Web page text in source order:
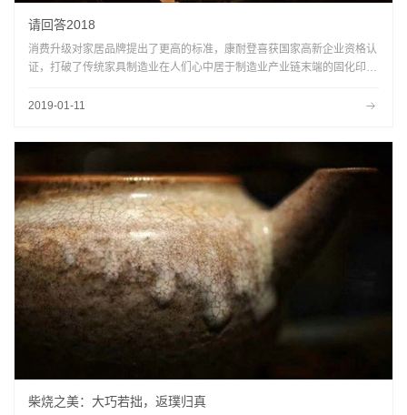
请回答2018
消费升级对家居品牌提出了更高的标准，康耐登喜获国家高新企业资格认
证，打破了传统家具制造业在人们心中居于制造业产业链末端的固化印
2019-01-11
柴烧之美：大巧若拙，返璞归真